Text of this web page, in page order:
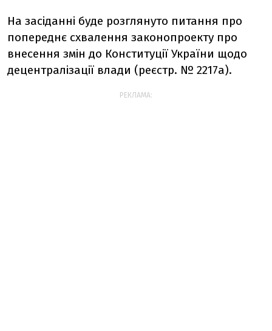
На засіданні буде розглянуто питання про
попереднє схвалення законопроекту про
внесення змін до Конституції України щодо
децентралізації влади (реєстр. № 2217а).
РЕКЛАМА: